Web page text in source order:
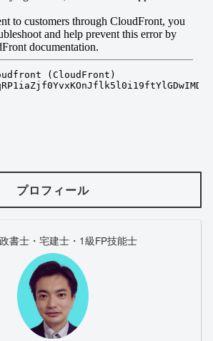
プロフィール
書士・宅建士・1級FP技能士